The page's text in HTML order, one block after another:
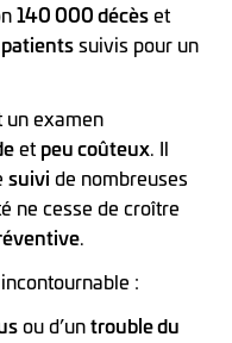
140 000 décèset
patientssuivis pour un
un examen
et peu coûteux. Il
suivi de nombreuses
ne cesse de croître
.
:
ou d’untrouble du